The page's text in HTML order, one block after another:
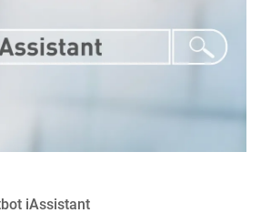
iAssistant